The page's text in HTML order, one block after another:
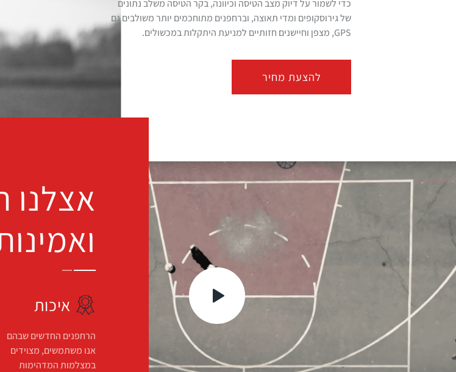
כדי לשמור על דיוק מצב הטיסה וכיוונה, בקר הטיסה משלב נתונים
של גירוסקופים ומדי תאוצה, וברחפנים מתוחכמים יותר משולבים גם
GPS, מצפן וחיישנים חזותיים למניעת היתקלות במכשולים.
להצעת מחיר
אצלנו
איכות
הרחפנים החדשים שבהם
אנו משתמשים, מצוידים
במצלמות המדהימות